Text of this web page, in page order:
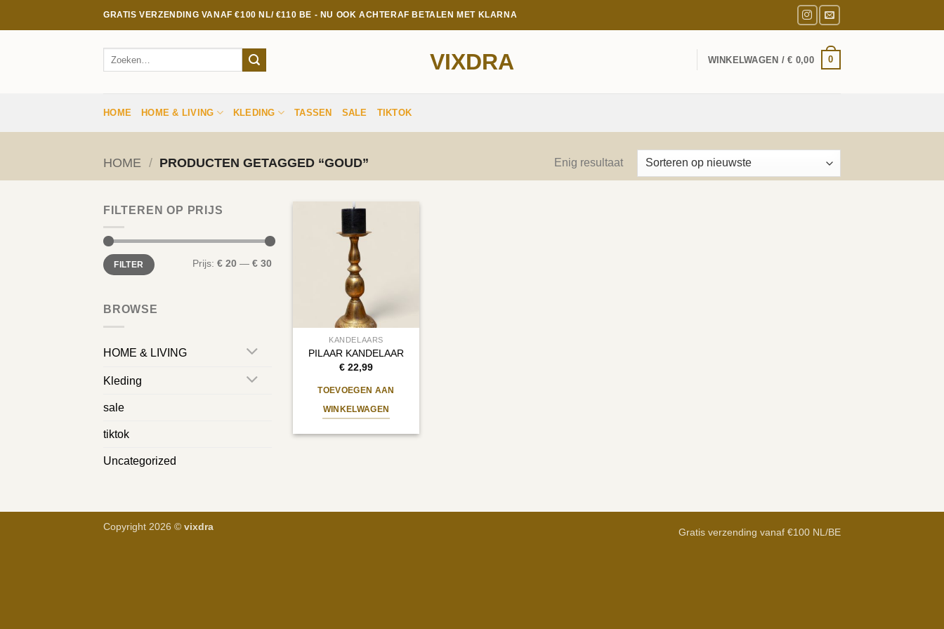
GRATIS VERZENDING VANAF €100 NL/ €110 BE - NU OOK ACHTERAF BETALEN MET KLARNA
VIXDRA WINKELWAGEN /€ 0,00 0
HOME HOME & LIVING KLEDING TASSEN SALE TIKTOK
HOME / PRODUCTEN GETAGGED “GOUD” Enig resultaat
FILTEREN OP PRIJS
Min.
prijs
Max.
prijsFILTER Prijs: € 20 — € 30
BROWSE
HOME & LIVING
Kleding
sale
tiktok
Uncategorized
KANDELAARS
PILAAR KANDELAAR
€ 22,99
TOEVOEGEN AAN
WINKELWAGEN
Gratis verzending vanaf €100 NL/BE
Copyright 2026 © vixdra